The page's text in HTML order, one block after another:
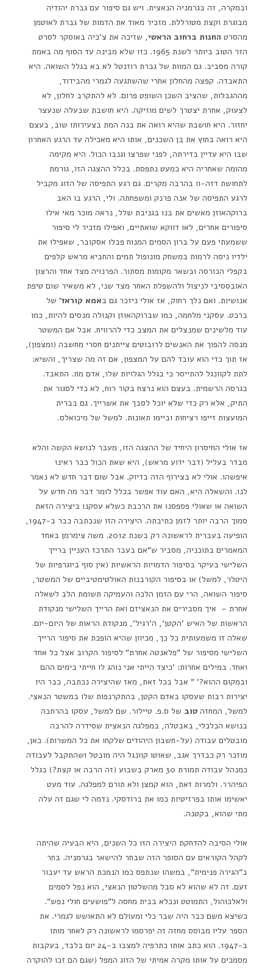
ובמקרה, זה בגרמניה הנאצית. ויש גם סיפור עם גברת יהודיה
מבוגרת וקצת מטורללת. מזכיר מאוד את הדמות של גברת לאוטמן
מהסרט החנות ברחוב הראשי, שזיכה את צ'כיה באוסקר לסרט
הזר הטוב ביותר לשנת 1965. כזו שלא מבינה עד הסוף מה באמת
קורה מסביב. גם המוות של גברת רוזנטל לא בא בגלל השואה. היא
התאבדה. קפצה מהחלון אחרי שהשתגעה לגמרי מהבידוד,
מההגבלות, שהציב השכן השופט פרום. לא להתקרב לחלון, לא
לצעוק, אחרת יצטרך לשים מוזיקה. היא חושבת שבעלה שנעצר
יחזור. היא חושבת שהיא רואה את בנה המת בצעירותו שוב, בעצם
היא רואה בחוץ את בן השכנים, אותו היא מאכילה עד הרגע האחרון
שבו היא עדיין בדירתה, לפני שפרצו וגנבו הכול. היא מקימה
מהומה שאחריה היא כמעט נתפסת. בכלל ההצגה הזו, גורמת
לתחושת דזה-וו בהרבה מקרים. גם רגע התפיסה של הזוג מקביל
לרגע התפיסה של אנה פרנק ומשפחתה. ולי, הרגע בו האב
ברוקהאוזן מאשים את בנו בגניבת שלל, נראה מוכר מאי אילו
סיפורים אחרים, לאו דווקא שואתיים, ואפילו מזכיר לי סיפור
ששמעתי פעם על ברון הסמים המנוח פבלו אסקובר, שאפילו את
ילדיו ניסה לרמות במשחק מונופול תמים והחביא מראש קלפים
בקפלי הכורסה ובשאר מקומות מסתור. הפרנויה מצד אחד והרצון
האובססיבי לניצול ולהשפלת האחר מצד שני, לא משאיר שום טיפת
אנושיות. ואם נלך רחוק, אז אולי ניזכר גם באמא קוראז' של
ברכט. עסקני מלחמה, כמו שברוקהאוזן וקנולה מנסים להיות, כמו
עוד מלשינים שמנצלים את המצב כדי להרוויח. אבל אם המשטר
מנסה להפוך את האנשים לרובוטים צייתנים חסרי מחשבה (ומצפון),
אז תוך כדי הוא עובד להם על המצפון, אם זה מה שצריך, והשיא:
לתת לקוונגל להתייסר כי בגלל הגלויות שלו, אדם מת. התאבד.
בגרסה הרשמית. בעצם הוא נרצח בקור רוח, לא כדי לסגור את
התיק, אלא רק כדי שלא יוכל לסבך את אשרייך. גם בברית
המועצות זייפו רציחות וביימו תאונות. למשל של מיכואלס.
אז אולי החיסרון היחיד של ההצגה הזו, מעבר לנושא הקשה והלא
מבדר בעליל (דבר ידוע מראש), היא שאת הכול כבר ראינו
איפשהו. אולי לא בצירוף הזה בדיוק. אבל שום דבר חדש לא נאמר
לנו. והשאלה היא, האם עוד אפשר בכלל לומר דבר מה חדש על
השואה או שאולי פספסנו את הרכבת כשלא עסקנו ביצירה הזאת
סמוך הרבה יותר לזמן כתיבתה. היצירה הזו שנכתבה כבר ב-1947,
הופיעה בעברית לראשונה רק בשנת 2012. משה צימרמן באחד
המאמרים בתוכניה, מסביר ש"אם בעבר התרכז העניין ברייך
השלישי בעיקר בסיפור הדמויות הראשיות (אין סוף ביוגרפיות של
היטלר, למשל) או בסיפור הקורבנות האולטימטיביים של המשטר,
סיפור השואה, הרי עם הזמן הלכה והעמיקה תשומת הלב לשאלה
אחרת – איך מסבירים את הנאציזם ואת הרייך השלישי מנקודת
הראשות של האיש 'הקטן', ה'רגיל', מנקודת הראות של היום-יום.
שאלה זו משמעותית כל כך, מכיוון שהיא הופכת את סיפור הרייך
השלישי מסיפור של "פלאנטה אחרת" לסיפור הקרוב אצל כל אחד
ואחד. במילים אחרות: 'כיצד הייתי אני נוהג לו חייתי בימים ההם
ובמקום ההוא?' " אבל בכל זאת, מאז שהיצירה נכתבה, כבר היו
יצירות רבות שעסקו באדם הקטן, בהתקרנפות שלו במשטר הנאצי.
למשל, המחזה טוב של ס.פ. טיילור. שם למשל, עסקו בהרחבה
בנושא הכלכלי, באבטלה, במפלגה הנאצית שסידרה להרבה
מובטלים עבודה (על-חשבון היהודים שלקחו את כל המשרות). כאן,
מוזכר רק כבדרך אגב, שאוטו קוונגל היה מובטל ושהתקבל לעבודה
כמנהל עבודה תמורת 30 מארק בשבוע (זה הרבה או קצת?) בגלל
הפיהרר. ולמרות זאת, הוא קמצן ולא תורם למפלגה. עוד מעט
יאשימו אותו בפרזיטיות כמו את ברודסקי. נדמה לי שגם זה עלה
מתי שהוא, בקטנה.
אולי הסיבה להדחקת היצירה הזו כל השנים, היא הבעיה שהיתה
לקהל הקוראים עם הסופר הזה שבחר להישאר בגרמניה. בחר
ב"הגירה פנימית", במשהו שנתפס כמו הנמכת הראש עד יעבור
זעם. זה לא שהוא לא סבל מהשלטון הנאצי, הוא נפל לסמים
ולאלכוהול, התמוטט ונכלא בבית מחסה ל"פושעים חולי נפש".
כשיצא משם כבר היה שבר כלי ומעולם לא התאושש לגמרי. את
הספר עליו מבוסס מחזה זה יפרסמו לראשונה רק לאחר מותו
ב-1947. הוא כתב אותו כתרפיה למצבו ב-24 יום בלבד, בעקבות
מסמכים על אותו מקרה אמיתי של הזוג המפל (שגם הם זכו להוקרה